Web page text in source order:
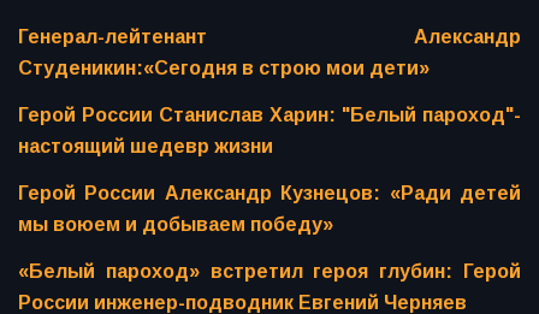
Генерал-лейтенант Александр
Студеникин:«Сегодня в строю мои дети»
Герой России Станислав Харин: "Белый пароход"-
настоящий шедевр жизни
Герой России Александр Кузнецов: «Ради детей
мы воюем и добываем победу»
«Белый пароход» встретил героя глубин: Герой
России инженер-подводник Евгений Черняев